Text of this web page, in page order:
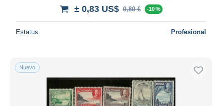
± 0,83 US$ 0,80 € -10 %
Estatus Profesional
Nuevo